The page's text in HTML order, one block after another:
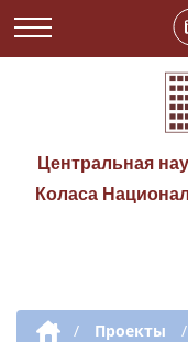
Центральная
Коласа
/ Проекты /